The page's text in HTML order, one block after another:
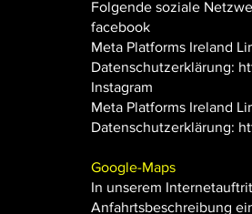
Folgende soziale
facebook
Meta Platforms Ireland
Datenschutzerklärung:
Instagram
Meta Platforms Ireland
Datenschutzerklärung:
Google-Maps
In unserem
Anfahrtsbeschreibung